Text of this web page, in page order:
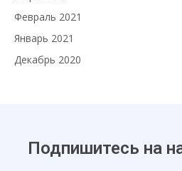
Февраль 2021
Январь 2021
Декабрь 2020
Подпишитесь на